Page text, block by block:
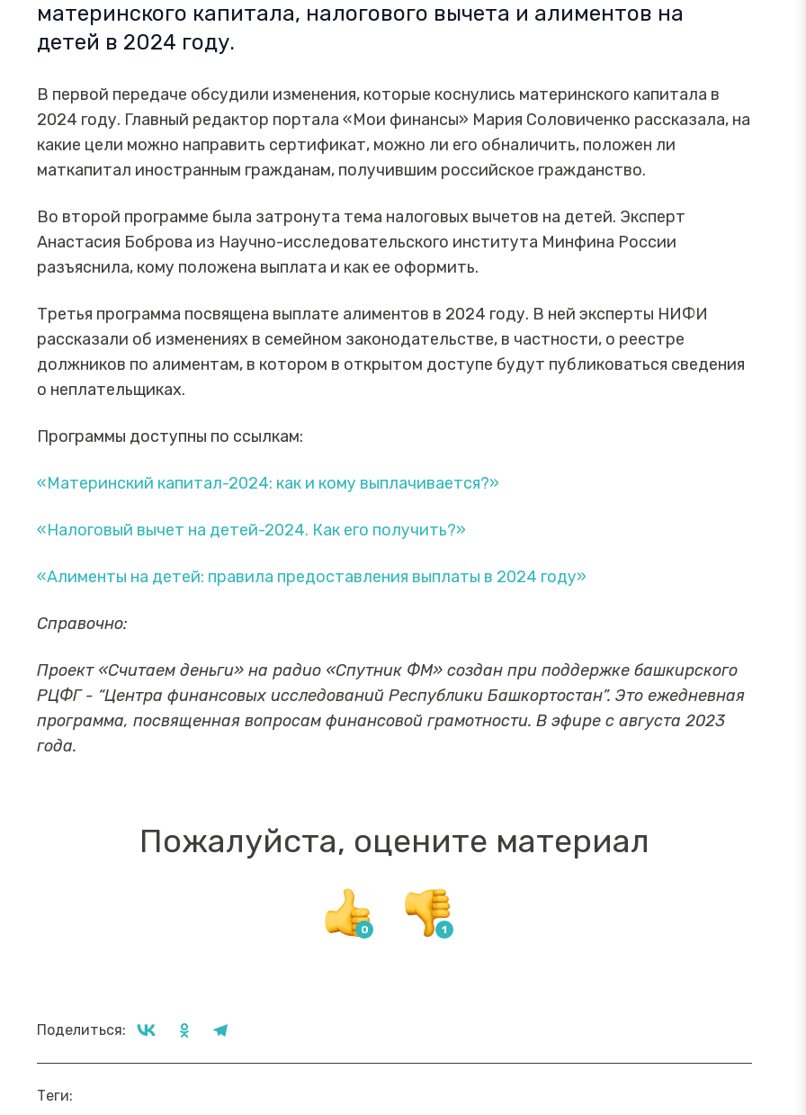
материнского капитала, налогового вычета и алиментов на
детей в 2024 году.
В первой передаче обсудили изменения, которые коснулись материнского капитала в
2024 году. Главный редактор портала «Мои финансы» Мария Соловиченко рассказала, на
какие цели можно направить сертификат, можно ли его обналичить, положен ли
маткапитал иностранным гражданам, получившим российское гражданство.
Во второй программе была затронута тема налоговых вычетов на детей. Эксперт
Анастасия Боброва из Научно-исследовательского института Минфина России
разъяснила, кому положена выплата и как ее оформить.
Третья программа посвящена выплате алиментов в 2024 году. В ней эксперты НИФИ
рассказали об изменениях в семейном законодательстве, в частности, о реестре
должников по алиментам, в котором в открытом доступе будут публиковаться сведения
о неплательщиках.
Программы доступны по ссылкам:
«Материнский капитал-2024: как и кому выплачивается?»
«Налоговый вычет на детей-2024. Как его получить?»
«Алименты на детей: правила предоставления выплаты в 2024 году»
Справочно:
Проект «Считаем деньги» на радио «Спутник ФМ» создан при поддержке башкирского
РЦФГ - “Центра финансовых исследований Республики Башкортостан”. Это ежедневная
программа, посвященная вопросам финансовой грамотности. В эфире с августа 2023
года.
Пожалуйста, оцените материал
Поделиться:
Теги:
Финансовый блогер»